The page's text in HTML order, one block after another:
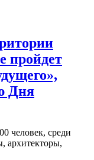
пройдет
Дня
человек, среди
архитекторы,